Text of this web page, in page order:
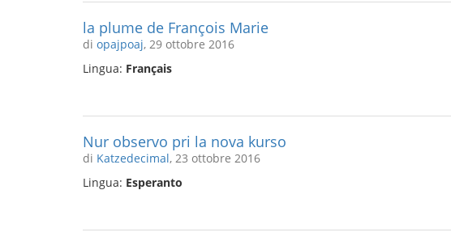
la plume de François Marie
di opajpoaj, 29 ottobre 2016
Lingua: Français
Nur observo pri la nova kurso
di Katzedecimal, 23 ottobre 2016
Lingua: Esperanto